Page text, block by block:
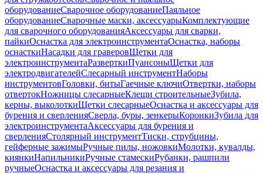
оборудованиеСварочное оборудованиеПаяльное
оборудованиеСварочные маски, аксессуарыКомплектующие
для сварочного оборудованияАксессуары для сварки,
пайкиОснастка для электроинструментаОснастка, наборы
оснасткиНасадки для граверовЩетки для
электроинструментаРазверткиПуансоныЩетки для
электродвигателейСлесарный инструментНаборы
инструментовГоловки, битыГаечные ключиОтвертки, наборы
отвертокНожницы слесарныеКлещи строительныеЗубила,
керны, выколоткиЩетки слесарныеОснастка и аксессуары для
бурения и сверленияСверла, буры, зенкерыКоронкиЗубила для
электроинструментаАксессуары для бурения и
сверленияСтолярный инструментТиски, струбцины,
гейферные зажимыРучные пилы, ножовкиМолотки, кувалды,
киянкиНапильникиРучные стамескиРубанки, рашпили
ручныеОснастка и аксессуары для резания и